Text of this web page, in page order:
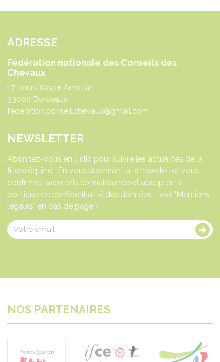
ADRESSE
Fédération nationale des Conseils des
Chevaux
17 cours Xavier Arnozan
33000 Bordeaux
federation.conseil.chevaux@gmail.com
NEWSLETTER
Abonnez-vous en 1 clic pour suivre les actualités de la
filière équine ! En vous abonnant à la newsletter, vous
confirmez avoir pris connaissance et accepter la
politique de confidentialité des données - voir "Mentions
légales" en bas de page -
NOS PARTENAIRES